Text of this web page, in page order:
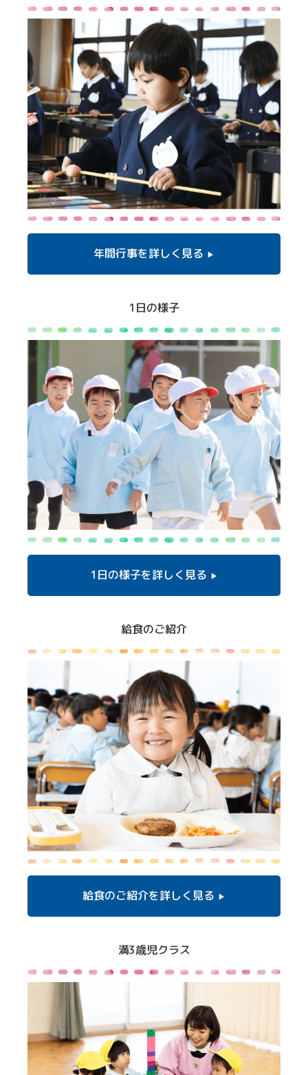
年間行事を詳しく見る
1日の様子
1日の様子を詳しく見る
給食のご紹介
給食のご紹介を詳しく見る
満3歳児クラス